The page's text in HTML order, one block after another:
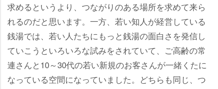
求めるというより、つながりのある場所を求めて来ら
れるのだと思います。一方、若い知人が経営している
銭湯では、若い人たちにもっと銭湯の面白さを発信し
ていこうといろいろな試みをされていて、ご高齢の常
連さんと10～30代の若い新規のお客さんが一緒くたに
なっている空間になっていました。どちらも同じ、つ